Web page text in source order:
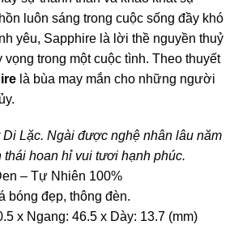
luôn sáng trong cuộc sống đầy khó
yêu, Sapphire là lời thề nguyền thuỷ
vọng trong một cuộc tình. Theo thuyết
là bùa may mắn cho những người
Di Lặc. Ngài được nghệ nhân lâu năm
thái hoan hỉ vui tươi hạnh phúc.
– Tự Nhiên 100%
bóng đẹp, thông đèn.
x Ngang: 46.5 x Dày: 13.7 (mm)